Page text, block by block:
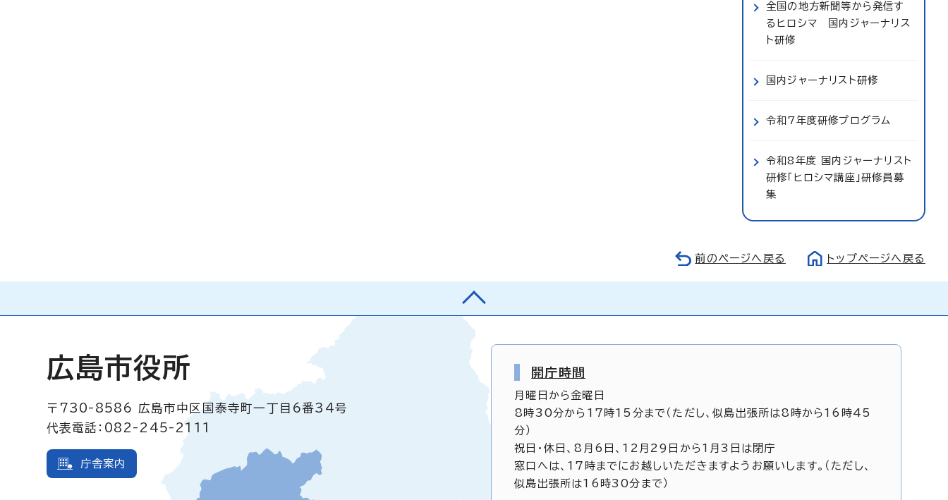
全国の地方新聞等から発信す
るヒロシマ 国内ジャーナリス
ト研修
国内ジャーナリスト研修
令和7年度研修プログラム
令和8年度 国内ジャーナリスト
研修「ヒロシマ講座」研修員募
集
前のページへ戻る トップページへ戻る
広島市役所
〒730-8586
広島市中区国泰寺町一丁目6番34号
代表電話：082-245-2111
庁舎案内
開庁時間
月曜日から金曜日
8時30分から17時15分まで（ただし、似島出張所は8時から16時45
分）
祝日・休日、8月6日、12月29日から1月3日は閉庁
窓口へは、17時までにお越しいただきますようお願いします。（ただし、
似島出張所は16時30分まで）